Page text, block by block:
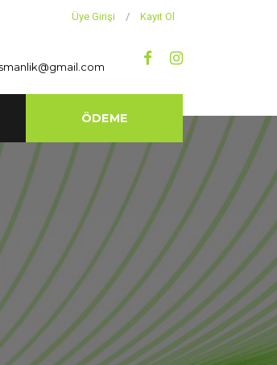
Üye Girişi / Kayıt Ol
ÖDEME